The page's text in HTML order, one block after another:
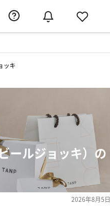
ッキ
ールジョッキ）の
2026年8月5日